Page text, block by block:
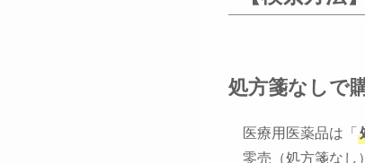
処方箋なしで
医療用医薬品は「
零売（処方箋なし